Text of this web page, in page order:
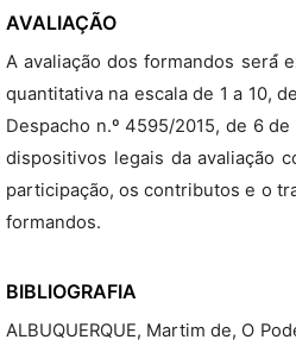
AVALIAÇÃO
A avaliação dos formandos será́
quantitativa na escala de 1 a 10,
Despacho n.º 4595/2015, de 6
dispositivos legais da avaliação
participação, os contributos e o
formandos.
BIBLIOGRAFIA
ALBUQUERQUE, Martim de, O